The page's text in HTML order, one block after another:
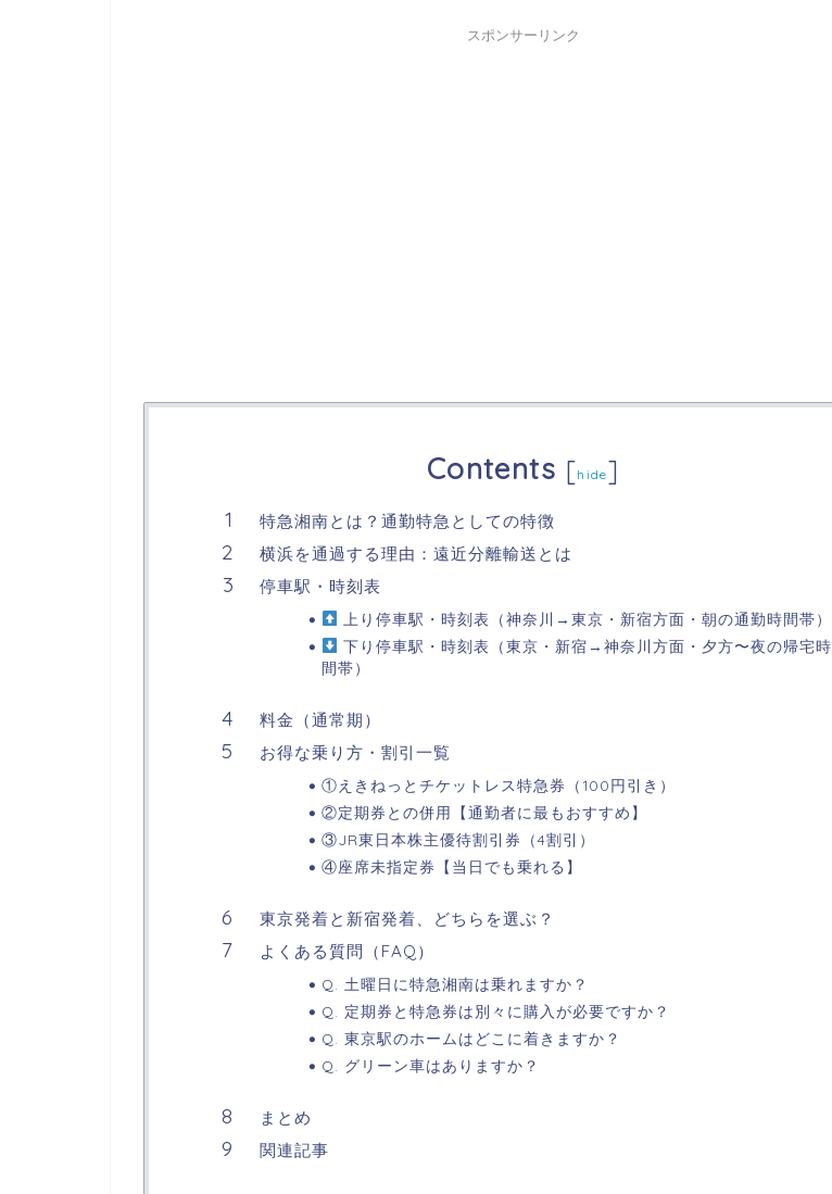
スポンサーリンク
Contents [hide]
特急湘南とは？通勤特急としての特徴
横浜を通過する理由：遠近分離輸送とは
停車駅・時刻表
上り停車駅・時刻表（神奈川→東京・新宿方面・朝の通勤時間帯）
下り停車駅・時刻表（東京・新宿→神奈川方面・夕方〜夜の帰宅時
間帯）
料金（通常期）
お得な乗り方・割引一覧
①えきねっとチケットレス特急券（100円引き）
②定期券との併用【通勤者に最もおすすめ】
③JR東日本株主優待割引券（4割引）
④座席未指定券【当日でも乗れる】
東京発着と新宿発着、どちらを選ぶ？
よくある質問（FAQ）
Q. 土曜日に特急湘南は乗れますか？
Q. 定期券と特急券は別々に購入が必要ですか？
Q. 東京駅のホームはどこに着きますか？
Q. グリーン車はありますか？
まとめ
関連記事